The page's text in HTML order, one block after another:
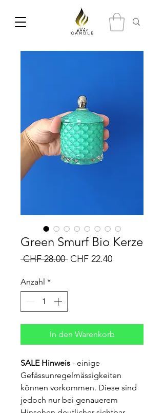
Green Smurf Bio Kerze
CHF 28.00 Standardpreis
CHF 22.40Sale-
Anzahl *
In den Warenkorb
SALE Hinweis - einige
Gefässunregelmässigkeiten
können vorkommen. Diese sind
jedoch nur bei genauerem